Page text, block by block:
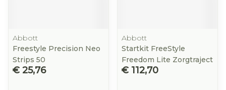
Abbott
Freestyle Precision Neo
Strips 50
€ 25,76
Abbott
Startkit FreeStyle
Freedom Lite Zorgtraject
€ 112,70